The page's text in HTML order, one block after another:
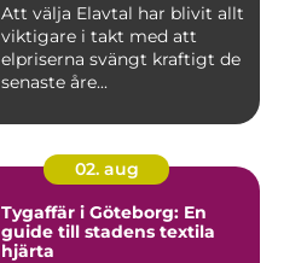
Att välja Elavtal har blivit allt
viktigare i takt med att
elpriserna svängt kraftigt de
senaste åre...
02. aug
Tygaffär i Göteborg: En
guide till stadens textila
hjärta